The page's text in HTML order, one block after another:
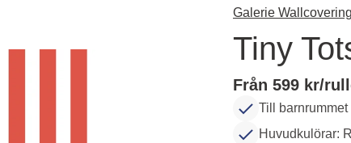
Galerie
Tiny
Från 599 kr/
Till
Huvudkulörar: